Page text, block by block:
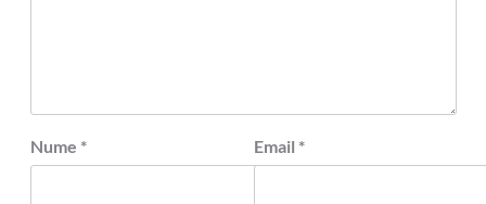
Nume * Email *